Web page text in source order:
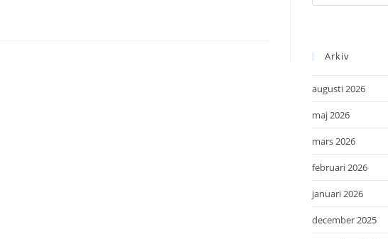
Arkiv
augusti 2026
maj 2026
mars 2026
februari 2026
januari 2026
december 2025